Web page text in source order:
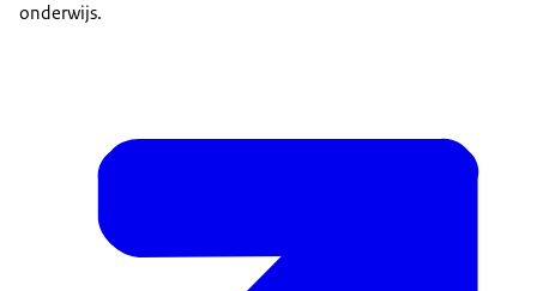
onderwijs.